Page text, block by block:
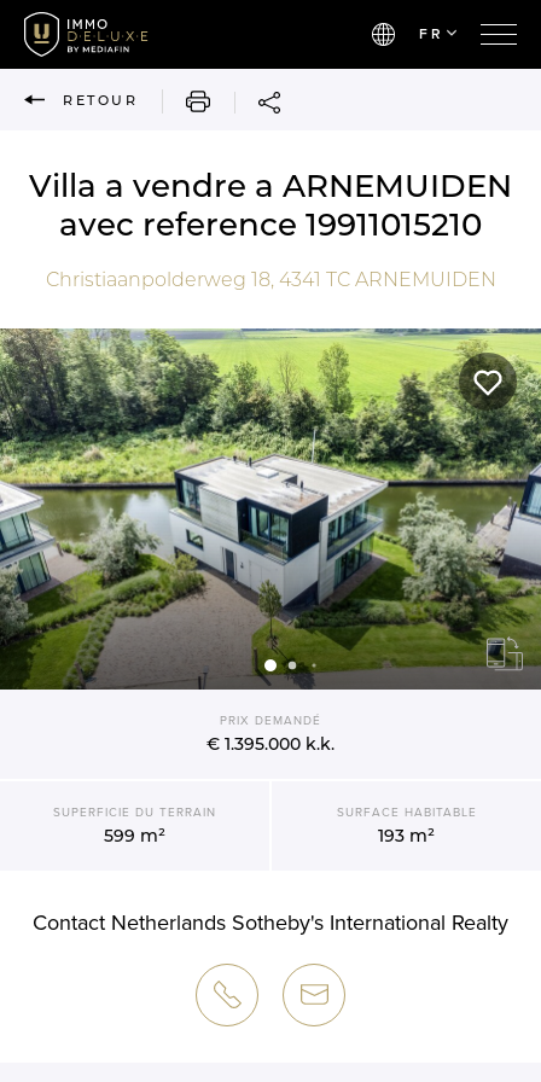
FR
RETOUR IMPRIMER
Villa a vendre a ARNEMUIDEN
avec reference 19911015210
Christiaanpolderweg 18, 4341 TCARNEMUIDEN
PRIX DEMANDÉ
€ 1.395.000 k.k.
SUPERFICIE DU TERRAIN
599 m²
SURFACE HABITABLE
193 m²
Contact Netherlands Sotheby's International Realty